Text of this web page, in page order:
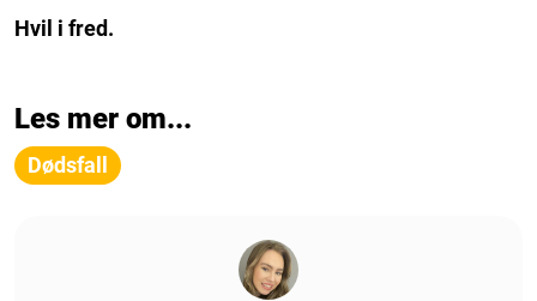
Hvil i fred.
Les mer om...
Dødsfall